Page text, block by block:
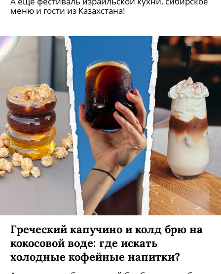
А еще фестиваль израильской кухни, сибирское
Греческий капучино и колд брю на
кокосовой воде: где искать
холодные кофейные напитки?